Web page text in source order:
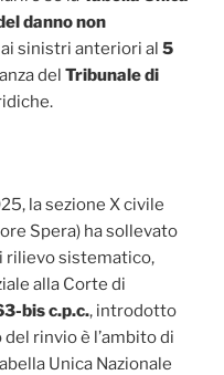
danno non
sinistri anteriori al 5
del Tribunale di
la sezione X civile
Spera) ha sollevato
rilievo sistematico,
alla Corte di
bis c.p.c., introdotto
rinvio è l’ambito di
Unica Nazionale